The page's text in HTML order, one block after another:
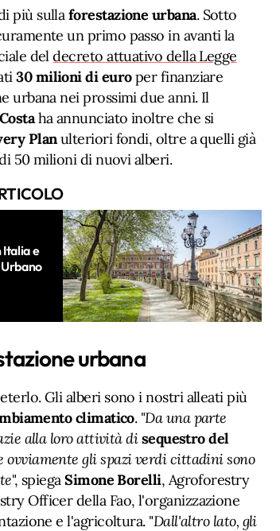
più sullaforestazione urbana. Sotto
un primo passo in avanti la
deldecreto attuativo della Legge
30 milioni di europer finanziare
urbana nei prossimi due anni. Il
ha annunciato inoltre che si
Planulteriori fondi, oltre a quelli già
50 milioni di nuovi alberi.
Italia e
urbana
Gli alberi sono i nostri alleati più
climatico. "Da una parte
alla loro attività disequestro del
ovviamente gli spazi verdi cittadini sono
", spiegaSimone Borelli, Agroforestry
Officer della Fao, l'organizzazione
e l'agricoltura. "Dall'altro lato, gli